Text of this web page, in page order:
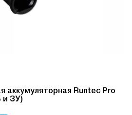
аккумуляторная Runtec Pro
и ЗУ)